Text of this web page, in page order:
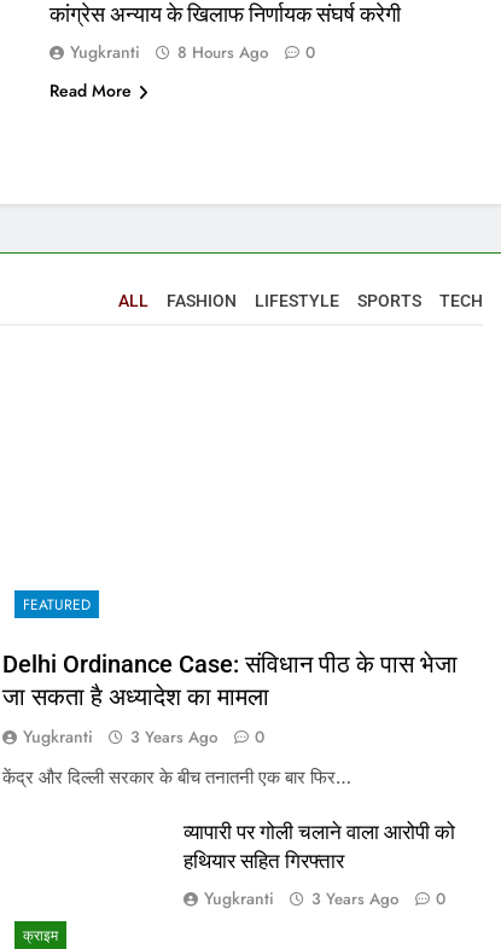
कांग्रेस अन्याय के खिलाफ निर्णायक संघर्ष करेगी
Yugkranti 8 Hours Ago 0
Read More
ALL FASHION LIFESTYLE SPORTS TECH
FEATURED
Delhi Ordinance Case: संविधान पीठ के पास भेजा
जा सकता है अध्यादेश का मामला
Yugkranti 3 Years Ago
0
केंद्र और दिल्ली सरकार के बीच तनातनी एक बार फिर…
क्राइम
व्यापारी पर गोली चलाने वाला आरोपी को
हथियार सहित गिरफ्तार
Yugkranti 3 Years Ago 0